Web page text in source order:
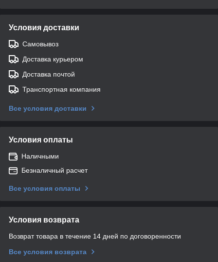
Условия доставки
Самовывоз
Доставка курьером
Доставка почтой
Транспортная компания
Все условия доставки
Условия оплаты
Наличными
Безналичный расчет
Все условия оплаты
Условия возврата
Возврат товара в течение 14 дней по договоренности
Все условия возврата